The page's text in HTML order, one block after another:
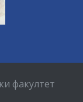
факултет